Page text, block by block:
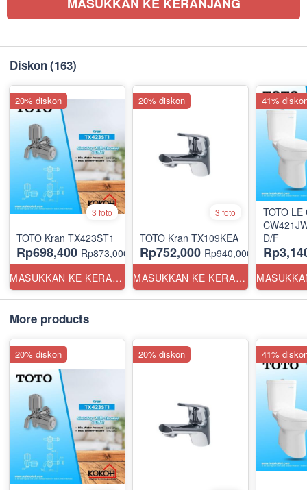
Diskon(163)
3 foto
TOTO Kran TX423ST1
Rp698,400 Rp873,000
MASUKKAN KE KERANJANG
20% diskon
3 foto
TOTO Kran TX109KEA
Rp752,000 Rp940,000
MASUKKAN KE KERANJANG
20% diskon
TOTO
D/F
41%
More products
20% diskon 20% diskon 41%